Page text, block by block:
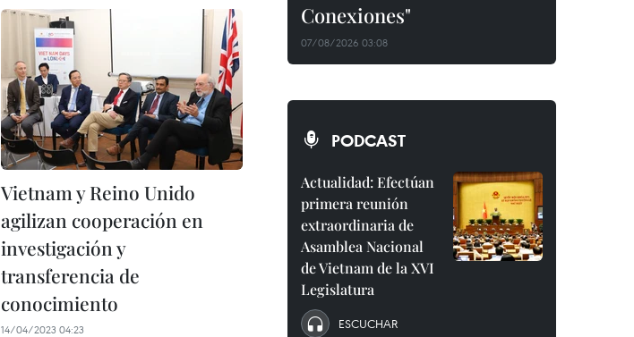
Vietnam y Reino Unido
agilizan cooperación en
investigación y
transferencia de
conocimiento
14/04/2023 04:23
Conexiones"
07/08/2026 03:08
PODCAST
Actualidad: Efectúan
primera reunión
extraordinaria de
Asamblea Nacional
de Vietnam de la XVI
Legislatura
ESCUCHAR